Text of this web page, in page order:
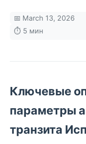
📅 March 13, 2026
⏱️ 5 мин
Ключевые
параметры
транзита